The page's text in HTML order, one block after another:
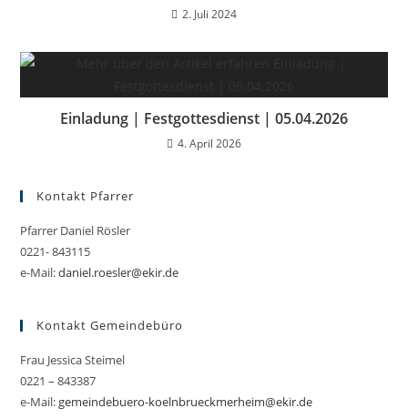
2. Juli 2024
Einladung | Festgottesdienst | 05.04.2026
4. April 2026
Kontakt Pfarrer
Pfarrer Daniel Rösler
0221- 843115
e-Mail:daniel.roesler@ekir.de
Kontakt Gemeindebüro
Frau Jessica Steimel
0221 – 843387
e-Mail:gemeindebuero-koelnbrueckmerheim@ekir.de